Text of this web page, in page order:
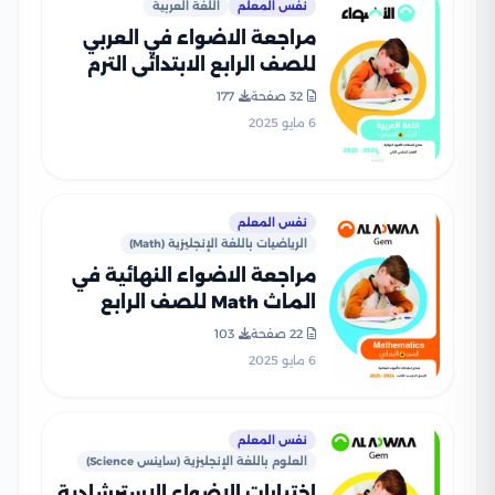
نفس المعلم اللغة العربية
مراجعة الاضواء في العربي
للصف الرابع الابتدائي الترم
الثاني PDF بالاجابات
32 صفحة
177
6 مايو 2025
نفس المعلم
الرياضيات باللغة الإنجليزية (Math)
مراجعة الاضواء النهائية في
الماث Math للصف الرابع
PDF بالاجابات
22 صفحة
103
6 مايو 2025
نفس المعلم
العلوم باللغة الإنجليزية (ساينس Science)